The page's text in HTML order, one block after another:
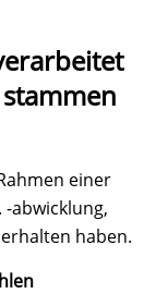
einer
abwicklung,
haben.